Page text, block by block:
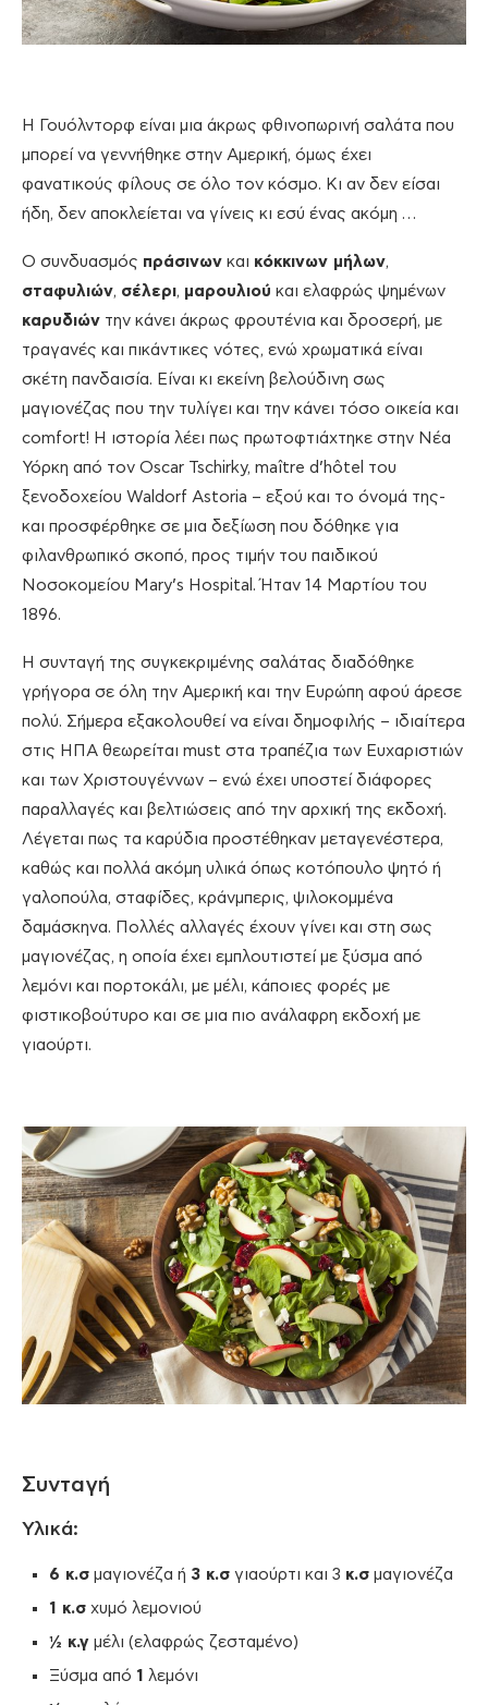
Η Γουόλντορφ είναι μια άκρως φθινοπωρινή σαλάτα που
μπορεί να γεννήθηκε στην Αμερική, όμως έχει
φανατικούς φίλους σε όλο τον κόσμο. Κι αν δεν είσαι
ήδη, δεν αποκλείεται να γίνεις κι εσύ ένας ακόμη …
Ο συνδυασμός πράσινων και κόκκινων μήλων,
σταφυλιών, σέλερι, μαρουλιού και ελαφρώς ψημένων
καρυδιών την κάνει άκρως φρουτένια και δροσερή, με
τραγανές και πικάντικες νότες, ενώ χρωματικά είναι
σκέτη πανδαισία. Είναι κι εκείνη βελούδινη σως
μαγιονέζας που την τυλίγει και την κάνει τόσο οικεία και
comfort! Η ιστορία λέει πως πρωτοφτιάχτηκε στην Νέα
Υόρκη από τον Oscar Tschirky, maître d’hôtel του
ξενοδοχείου Waldorf Astoria – εξού και το όνομά της-
και προσφέρθηκε σε μια δεξίωση που δόθηκε για
φιλανθρωπικό σκοπό, προς τιμήν του παιδικού
Νοσοκομείου Mary’s Hospital. Ήταν 14 Μαρτίου του
1896.
Η συνταγή της συγκεκριμένης σαλάτας διαδόθηκε
γρήγορα σε όλη την Αμερική και την Ευρώπη αφού άρεσε
πολύ. Σήμερα εξακολουθεί να είναι δημοφιλής – ιδιαίτερα
στις ΗΠΑ θεωρείται must στα τραπέζια των Ευχαριστιών
και των Χριστουγέννων – ενώ έχει υποστεί διάφορες
παραλλαγές και βελτιώσεις από την αρχική της εκδοχή.
Λέγεται πως τα καρύδια προστέθηκαν μεταγενέστερα,
καθώς και πολλά ακόμη υλικά όπως κοτόπουλο ψητό ή
γαλοπούλα, σταφίδες, κράνμπερις, ψιλοκομμένα
δαμάσκηνα. Πολλές αλλαγές έχουν γίνει και στη σως
μαγιονέζας, η οποία έχει εμπλουτιστεί με ξύσμα από
λεμόνι και πορτοκάλι, με μέλι, κάποιες φορές με
φιστικοβούτυρο και σε μια πιο ανάλαφρη εκδοχή με
γιαούρτι.
Συνταγή
Υλικά:
6 κ.σ μαγιονέζα ή 3 κ.σ γιαούρτι και 3 κ.σ μαγιονέζα
1 κ.σ χυμό λεμονιού
½ κ.γ μέλι (ελαφρώς ζεσταμένο)
Ξύσμα από 1 λεμόνι